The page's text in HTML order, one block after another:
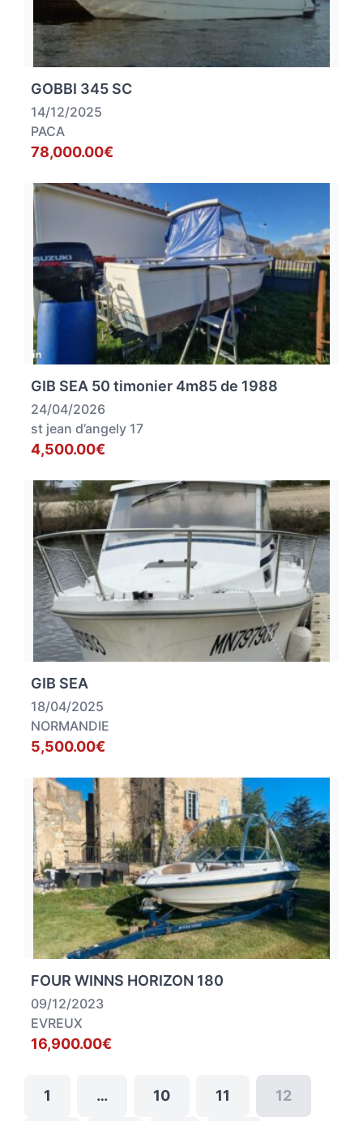
GOBBI 345 SC
14/12/2025
PACA
78,000.00€
GIB SEA 50 timonier 4m85 de 1988
24/04/2026
st jean d’angely 17
4,500.00€
GIB SEA
18/04/2025
NORMANDIE
5,500.00€
FOUR WINNS HORIZON 180
09/12/2023
EVREUX
16,900.00€
1 … 10 11 12